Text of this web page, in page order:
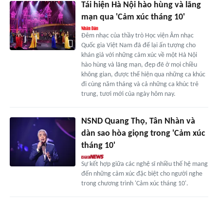
Tái hiện Hà Nội hào hùng và lãng
mạn qua 'Cảm xúc tháng 10'
Đêm nhạc của thầy trò Học viện Âm nhạc
Quốc gia Việt Nam đã để lại ấn tượng cho
khán giả với những cảm xúc về một Hà Nội
hào hùng và lãng mạn, đẹp đẽ ở mọi chiều
không gian, được thể hiện qua những ca khúc
đi cùng năm tháng và cả những ca khúc trẻ
trung, tươi mới của ngày hôm nay.
NSND Quang Thọ, Tân Nhàn và
dàn sao hòa giọng trong 'Cảm xúc
tháng 10'
Sự kết hợp giữa các nghệ sĩ nhiều thế hệ mang
đến những cảm xúc đặc biệt cho người nghe
trong chương trình 'Cảm xúc tháng 10'.